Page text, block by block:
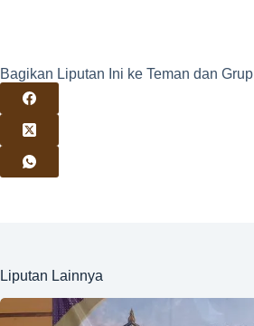
Bagikan Liputan Ini ke Teman dan Grup
Liputan Lainnya